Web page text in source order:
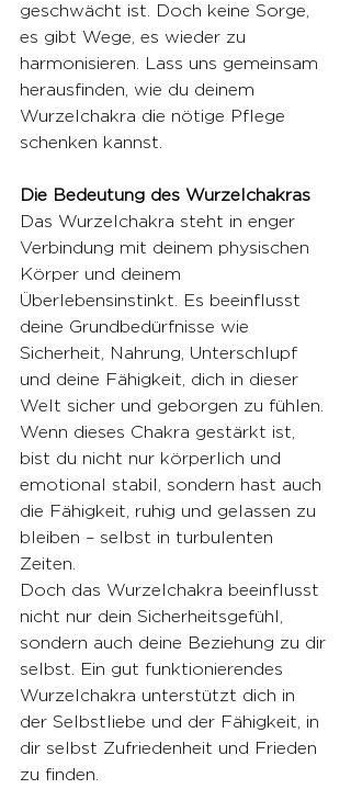
geschwächt ist. Doch keine Sorge,
es gibt Wege, es wieder zu
harmonisieren. Lass uns gemeinsam
herausfinden, wie du deinem
Wurzelchakra die nötige Pflege
schenken kannst.
Die Bedeutung des Wurzelchakras
Das Wurzelchakra steht in enger
Verbindung mit deinem physischen
Körper und deinem
Überlebensinstinkt. Es beeinflusst
deine Grundbedürfnisse wie
Sicherheit, Nahrung, Unterschlupf
und deine Fähigkeit, dich in dieser
Welt sicher und geborgen zu fühlen.
Wenn dieses Chakra gestärkt ist,
bist du nicht nur körperlich und
emotional stabil, sondern hast auch
die Fähigkeit, ruhig und gelassen zu
bleiben – selbst in turbulenten
Zeiten.
Doch das Wurzelchakra beeinflusst
nicht nur dein Sicherheitsgefühl,
sondern auch deine Beziehung zu dir
selbst. Ein gut funktionierendes
Wurzelchakra unterstützt dich in
der Selbstliebe und der Fähigkeit, in
dir selbst Zufriedenheit und Frieden
zu finden.